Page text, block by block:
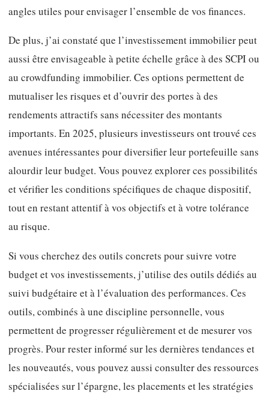
angles utiles pour envisager l’ensemble de vos finances.
De plus, j’ai constaté que l’investissement immobilier peut
aussi être envisageable à petite échelle grâce à des SCPI ou
au crowdfunding immobilier. Ces options permettent de
mutualiser les risques et d’ouvrir des portes à des
rendements attractifs sans nécessiter des montants
importants. En 2025, plusieurs investisseurs ont trouvé ces
avenues intéressantes pour diversifier leur portefeuille sans
alourdir leur budget. Vous pouvez explorer ces possibilités
et vérifier les conditions spécifiques de chaque dispositif,
tout en restant attentif à vos objectifs et à votre tolérance
au risque.
Si vous cherchez des outils concrets pour suivre votre
budget et vos investissements, j’utilise des outils dédiés au
suivi budgétaire et à l’évaluation des performances. Ces
outils, combinés à une discipline personnelle, vous
permettent de progresser régulièrement et de mesurer vos
progrès. Pour rester informé sur les dernières tendances et
les nouveautés, vous pouvez aussi consulter des ressources
spécialisées sur l’épargne, les placements et les stratégies